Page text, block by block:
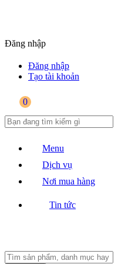
Đăng nhập
Đăng nhập
Tạo tài khoản
0
Menu
Dịch vụ
Nơi mua hàng
Tin tức